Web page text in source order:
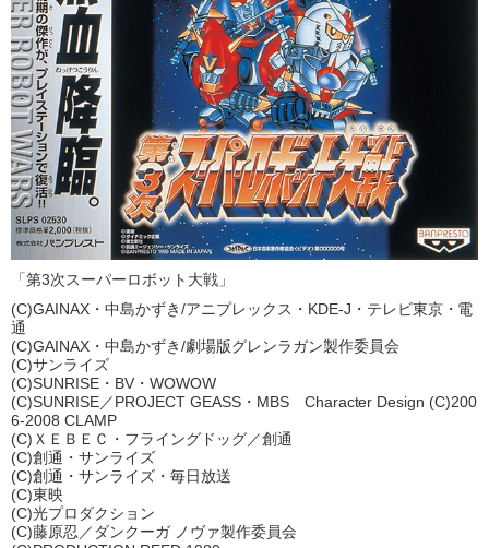
「第3次スーパーロボット大戦」
(C)GAINAX・中島かずき/アニプレックス・KDE-J・テレビ東京・電
通
(C)GAINAX・中島かずき/劇場版グレンラガン製作委員会
(C)サンライズ
(C)SUNRISE・BV・WOWOW
(C)SUNRISE／PROJECT GEASS・MBS Character Design (C)200
6-2008 CLAMP
(C)ＸＥＢＥＣ・フライングドッグ／創通
(C)創通・サンライズ
(C)創通・サンライズ・毎日放送
(C)東映
(C)光プロダクション
(C)藤原忍／ダンクーガ ノヴァ製作委員会